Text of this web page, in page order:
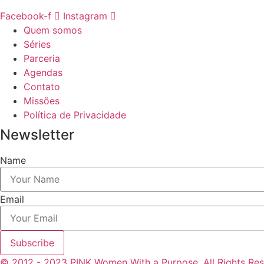
Facebook-f
Instagram
Quem somos
Séries
Parceria
Agendas
Contato
Missões
Política de Privacidade
Newsletter
Name
Email
Subscribe